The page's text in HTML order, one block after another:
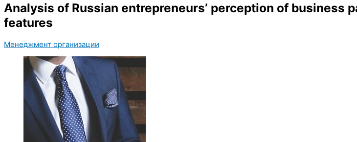
Analysis of Russian entrepreneurs’ perception of business
features
Менеджмент организации